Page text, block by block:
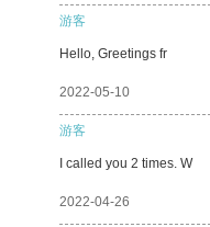
游客
Hello, Greetings fr
2022-05-10
游客
I called you 2 times. W
2022-04-26